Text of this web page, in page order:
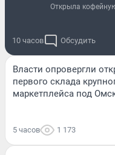
Открыла
10 часов Обсудить
Власти опровергли
первого склада
маркетплейса под
5 часов 1 173